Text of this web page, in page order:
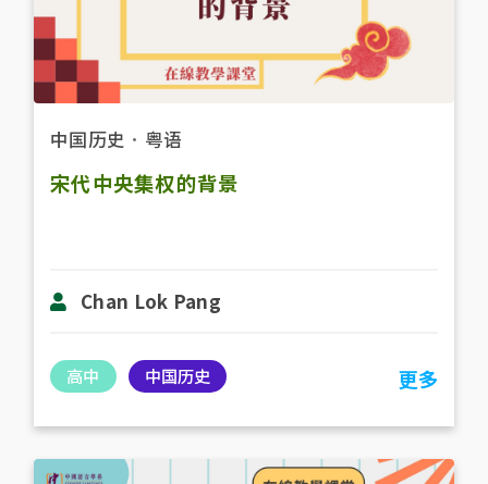
中国历史 ． 粤语
宋代中央集权的背景
Chan Lok Pang
高中 中国历史 更多